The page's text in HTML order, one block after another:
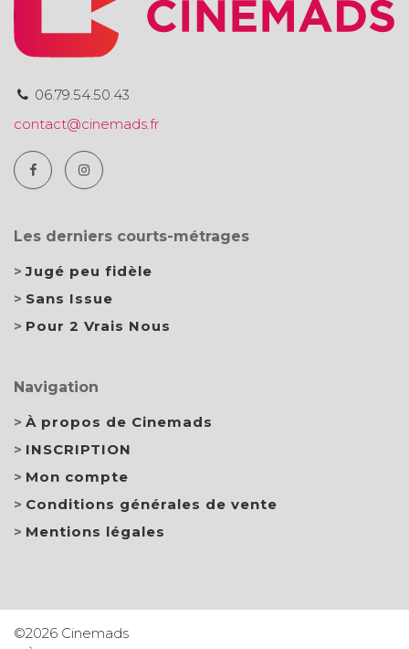
06.79.54.50.43
contact@cinemads.fr
Les derniers courts-métrages
Jugé peu fidèle
Sans Issue
Pour 2 Vrais Nous
Navigation
À propos de Cinemads
INSCRIPTION
Mon compte
Conditions générales de vente
Mentions légales
©2026 Cinemads